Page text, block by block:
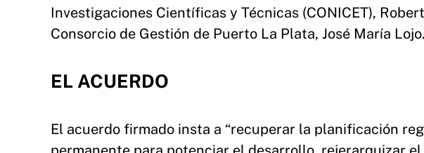
Investigaciones Científicas y Técnicas (CONICET),
Consorcio de Gestión de Puerto La Plata, José María Lojo.
EL ACUERDO
El acuerdo firmado insta a “recuperar la planificación